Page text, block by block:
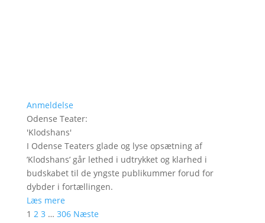
Anmeldelse
Odense Teater:
'Klodshans'
I Odense Teaters glade og lyse opsætning af
’Klodshans’ går lethed i udtrykket og klarhed i
budskabet til de yngste publikummer forud for
dybder i fortællingen.
Læs mere
1 2 3 … 306 Næste